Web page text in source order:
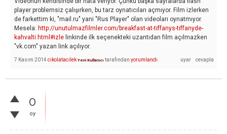
player problemsiz çalışırken, bu tarz oynatıcıları açmıyor. Film izlerken
de farkettim ki, "mail.ru" yani "Rus Player" olan videoları oynatmıyor.
Mesela: http://unutulmazfilmler.com/breakfast-at-tiffanys-tiffanyde-
kahvalti.html#izle linkinde ilk seçenekteki uzantıdan film açılmazken
"vk.com" yazan link açılıyor.
7 Kasım 2014 cikolatacilek Yeni Kullanıcı tarafından yorumlandı
0
oy